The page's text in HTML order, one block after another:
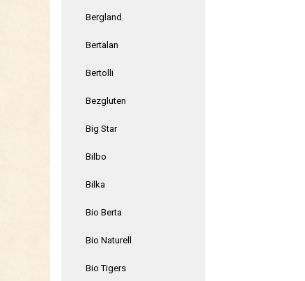
Bergland
Bertalan
Bertolli
Bezgluten
Big Star
Bilbo
Bilka
Bio Berta
Bio Naturell
Bio Tigers